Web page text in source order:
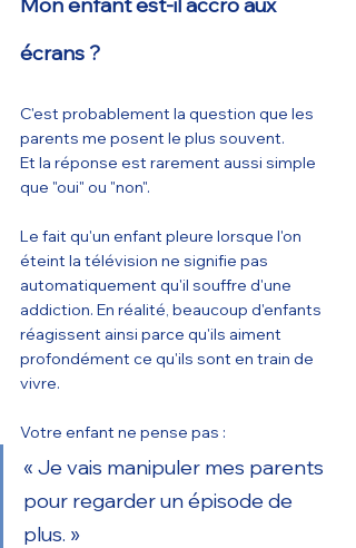
écrans ?
C'est probablement la question que les
parents me posent le plus souvent.
Et la réponse est rarement aussi simple
que "oui" ou "non".
Le fait qu'un enfant pleure lorsque l'on
éteint la télévision ne signifie pas
automatiquement qu'il souffre d'une
addiction. En réalité, beaucoup d'enfants
réagissent ainsi parce qu'ils aiment
profondément ce qu'ils sont en train de
vivre.
Votre enfant ne pense pas :
« Je vais manipuler mes parents
pour regarder un épisode de
plus. »